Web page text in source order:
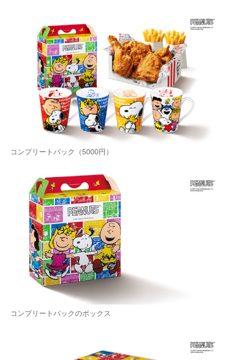
エネルギーの専門メディア
建設×テクノロジーの最前線
ちょっと気になるネットの話題
コンプリートパック（5000円）
コンプリートパックのボックス